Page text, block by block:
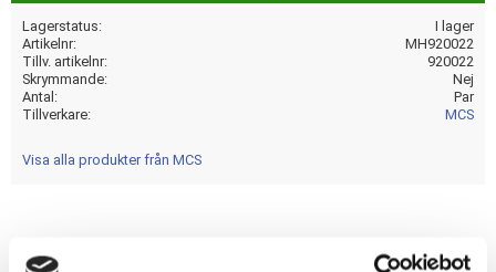
Lagerstatus
I lager
Artikelnr
MH920022
Tillv. artikelnr
920022
Skrymmande
Nej
Antal
Par
Tillverkare
MCS
Visa alla produkter från MCS
Black steel. Replacement for OEM 54741-07.